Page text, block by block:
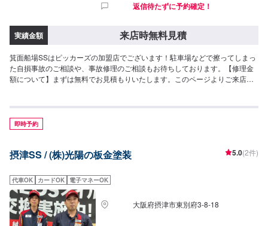
返信待たずに予約確定！
実績金額 来店時無料見積
箕面船場SSはピッカーズの加盟店でございます！駐車場などで擦ってしまっ
た自損事故のご相談や、事故修理のご相談もお待ちしております。【修理金
額について】まずは無料でお見積もりいたします。このページよりご来店予
即時予約
摂津SS / (株)光陽の板金塗装 5.0(2件)
代車OK カードOK 電子マネーOK
大阪府摂津市東別府3-8-18